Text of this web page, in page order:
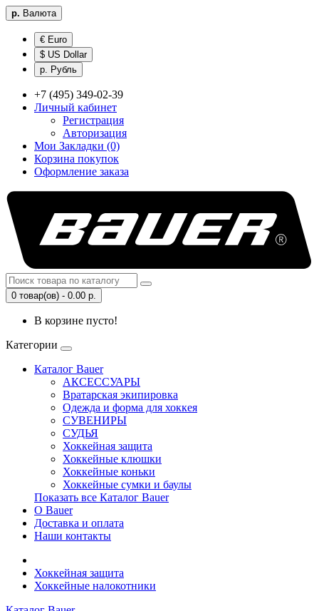
р. Валюта
€ Euro
$ US Dollar
р. Рубль
+7 (495) 349-02-39
Личный кабинет
Регистрация
Авторизация
Мои Закладки (0)
Корзина покупок
Оформление заказа
0 товар(ов) - 0.00 р.
В корзине пусто!
Категории
Каталог Bauer
АКСЕССУАРЫ
Вратарская экипировка
Одежда и форма для хоккея
СУВЕНИРЫ
СУДЬЯ
Хоккейная защита
Хоккейные клюшки
Хоккейные коньки
Хоккейные сумки и баулы
Показать все Каталог Bauer
О Bauer
Доставка и оплата
Наши контакты
Хоккейная защита
Хоккейные налокотники